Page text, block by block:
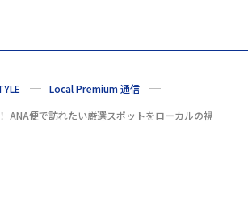
Local Premium 通信
ANA便で訪れたい厳選スポットをローカルの視